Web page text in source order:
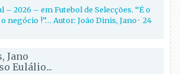
– 2026 – em Futebol de Selecções. “É o
negócio !”… Autor: João Dinis, Jano·24
Jano
Eulálio...